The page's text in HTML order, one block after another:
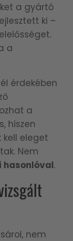
a gyártó
ki –
a
érdekében
a
hiszen
kell eleget
Nem
hasonlóval.
nem